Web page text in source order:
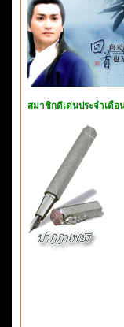
สมาชิกดีเด่นประจำเดือ